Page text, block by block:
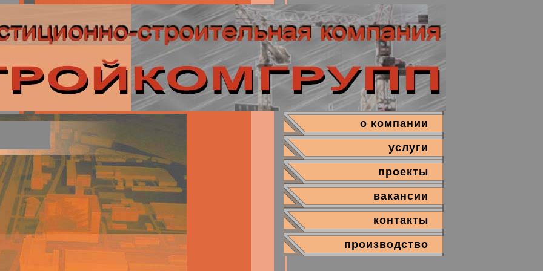
о компании
услуги
проекты
вакансии
контакты
производство